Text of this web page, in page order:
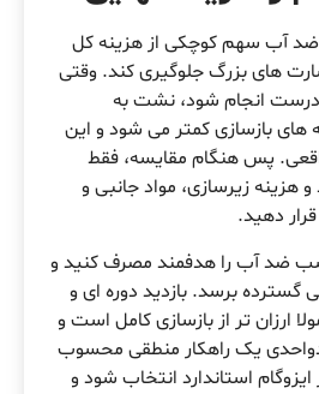
ضد آب سهم کوچکی از هزینه کل
های بزرگ جلوگیری کند. وقتی
انجام شود، نشت به
های بازسازی کمتر می شود و این
پس هنگام مقایسه، فقط
و هزینه زیرسازی، مواد جانبی و
دهید.
ضد آب را هدفمند مصرف کنید و
گسترده برسد. بازدید دوره ای و
ارزان تر از بازسازی کامل است و
یک راهکار منطقی محسوب
استاندارد انتخاب شود و